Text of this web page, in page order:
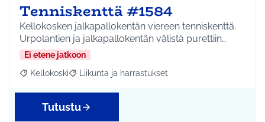
Tenniskenttä #1584
Kellokosken jalkapallokentän viereen tenniskenttä.
Urpolantien ja jalkapallokentän välistä purettiin…
Ei etene jatkoon
Rajaa tulokset aihepiirin mukaan: Kellokoski
Kellokoski Rajaa tulokset teeman mukaan: Liikunta ja
Liikunta ja harrastukset
Tutustu